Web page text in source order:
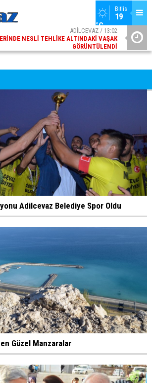
Bitlis
19
°C
ADİLCEVAZ / 13:02
NESLI TEHLIKE ALTINDAKI VAŞAK
GÖRÜNTÜLENDI
ADİLCEVAZ / 09:10
İÇIŞLERI BAKANI OLDU
Adilcevaz Belediye Spor Oldu
Güzel Manzaralar